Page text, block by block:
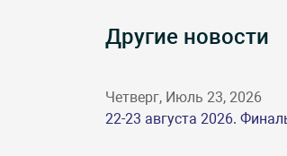
Другие новости
Четверг, Июль 23, 2026
22-23 августа 2026.